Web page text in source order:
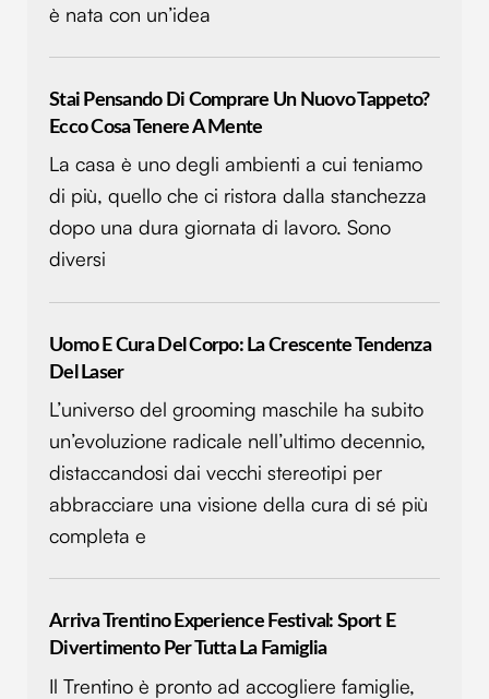
è nata con un’idea
Stai Pensando Di Comprare Un Nuovo Tappeto?
Ecco Cosa Tenere A Mente
La casa è uno degli ambienti a cui teniamo
di più, quello che ci ristora dalla stanchezza
dopo una dura giornata di lavoro. Sono
diversi
Uomo E Cura Del Corpo: La Crescente Tendenza
Del Laser
L’universo del grooming maschile ha subito
un’evoluzione radicale nell’ultimo decennio,
distaccandosi dai vecchi stereotipi per
abbracciare una visione della cura di sé più
completa e
Arriva Trentino Experience Festival: Sport E
Divertimento Per Tutta La Famiglia
Il Trentino è pronto ad accogliere famiglie,